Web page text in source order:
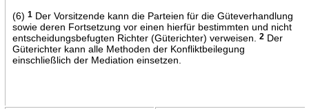
(6) 1Der Vorsitzende kann die Parteien für die Güteverhandlung
sowie deren Fortsetzung vor einen hierfür bestimmten und nicht
entscheidungsbefugten Richter (Güterichter) verweisen.
2Der
Güterichter kann alle Methoden der Konfliktbeilegung
einschließlich der Mediation einsetzen.